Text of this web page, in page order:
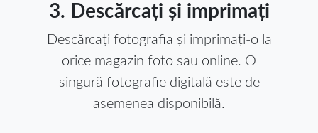
3. Descărcați și imprimați
Descărcați fotografia și imprimați-o la
orice magazin foto sau online. O
singură fotografie digitală este de
asemenea disponibilă.